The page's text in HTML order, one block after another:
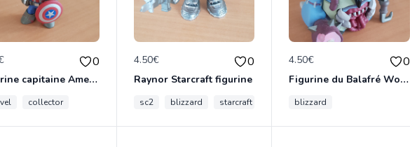
0
Figurine capitaine America
collector
4.50€ 0
Raynor Starcraft figurine
sc2 blizzard starcraft
4.50€ 0
Figurine du Balafré WoW
blizzard